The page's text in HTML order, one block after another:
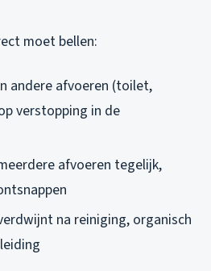
moet bellen:
andere afvoeren (toilet,
verstopping in de
afvoeren tegelijk,
na reiniging, organisch